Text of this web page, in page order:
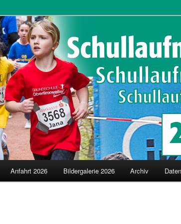
in Merzig
Anfahrt 2026 Bildergalerie 2026 Archiv